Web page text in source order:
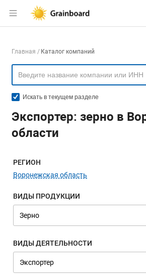
Раздел навигации по
Навигация по
Главная Каталог компаний
Искать в текущем разделе
Экспортер: зерно в
области
Меню навигации
РЕГИОН
Воронежская область
ВИДЫ ПРОДУКЦИИ
ВИДЫ ДЕЯТЕЛЬНОСТИ